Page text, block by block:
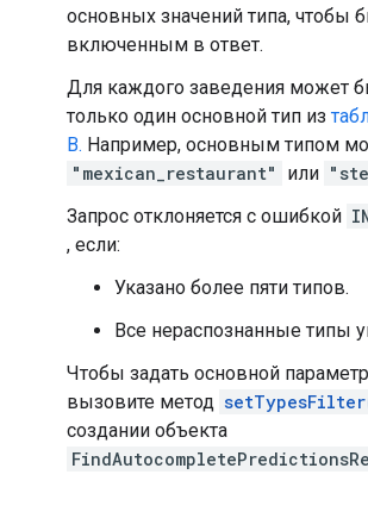
основных значений типа, чтобы
включенным в ответ.
Для каждого заведения может
только один основной тип из
B. Например, основным типом
"mexican_restaurant"
или
Запрос отклоняется с ошибкой
, если:
Указано более пяти типов.
Все нераспознанные типы
Чтобы задать основной
вызовите метод
создании объекта